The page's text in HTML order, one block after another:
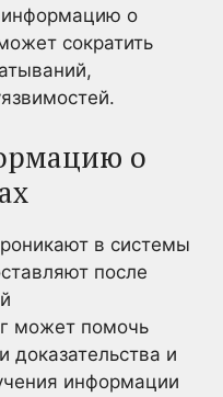
информацию о
сократить
о
в системы
после
может помочь
доказательства и
информации